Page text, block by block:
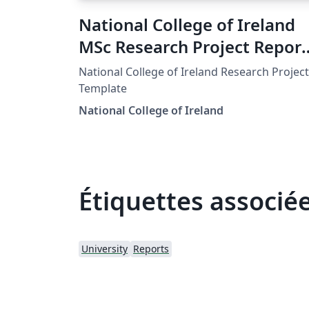
National College of Ireland
MSc Research Project Report
Template
National College of Ireland Research Project
Template
National College of Ireland
Étiquettes
University Reports